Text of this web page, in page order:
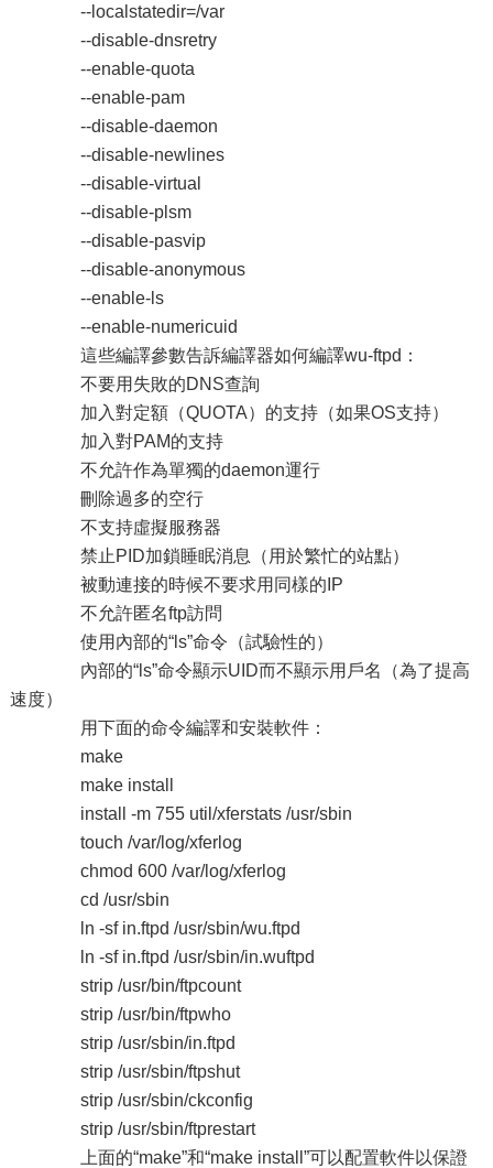
--localstatedir=/var
--disable-dnsretry
--enable-quota
--enable-pam
--disable-daemon
--disable-newlines
--disable-virtual
--disable-plsm
--disable-pasvip
--disable-anonymous
--enable-ls
--enable-numericuid
這些編譯參數告訴編譯器如何編譯wu-ftpd：
不要用失敗的DNS查詢
加入對定額（QUOTA）的支持（如果OS支持）
加入對PAM的支持
不允許作為單獨的daemon運行
刪除過多的空行
不支持虛擬服務器
禁止PID加鎖睡眠消息（用於繁忙的站點）
被動連接的時候不要求用同樣的IP
不允許匿名ftp訪問
使用內部的“ls”命令（試驗性的）
內部的“ls”命令顯示UID而不顯示用戶名（為了提高
速度）
用下面的命令編譯和安裝軟件：
make
make install
install -m 755 util/xferstats /usr/sbin
touch /var/log/xferlog
chmod 600 /var/log/xferlog
cd /usr/sbin
ln -sf in.ftpd /usr/sbin/wu.ftpd
ln -sf in.ftpd /usr/sbin/in.wuftpd
strip /usr/bin/ftpcount
strip /usr/bin/ftpwho
strip /usr/sbin/in.ftpd
strip /usr/sbin/ftpshut
strip /usr/sbin/ckconfig
strip /usr/sbin/ftprestart
上面的“make”和“make install”可以配置軟件以保證